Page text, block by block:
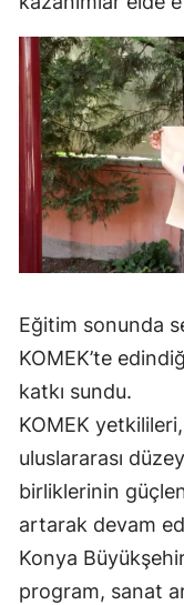
Eğitim sonunda
KOMEK’te
katkı sundu.
KOMEK
uluslararası
birliklerinin
artarak devam
Konya
program, sanat